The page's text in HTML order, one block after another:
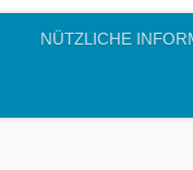
NÜTZLICHE